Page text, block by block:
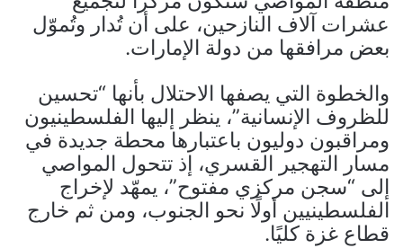
عشرات آلاف النازحين، على أن تُدار وتُموّل
بعض مرافقها من دولة الإمارات.
والخطوة التي يصفها الاحتلال بأنها “تحسين
للظروف الإنسانية”، ينظر إليها الفلسطينيون
ومراقبون دوليون باعتبارها محطة جديدة في
مسار التهجير القسري، إذ تتحول المواصي
إلى “سجن مركزي مفتوح”، يمهّد لإخراج
الفلسطينيين أولًا نحو الجنوب، ومن ثم خارج
قطاع غزة كليًا.